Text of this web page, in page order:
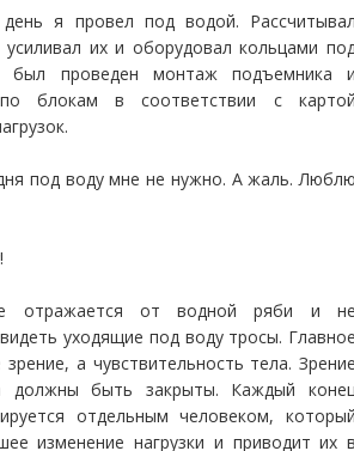
я провел под водой.
усиливал их и оборудовал кольцами
был проведен монтаж подъемника
блокам в соответствии с
под воду мне не нужно. А жаль.
отражается от водной ряби и
уходящие под воду тросы.
а чувствительность тела.
должны быть закрыты. Каждый
отдельным человеком,
изменение нагрузки и приводит их